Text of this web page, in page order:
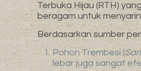
Terbuka Hijau (RTH)
beragam untuk
Berdasarkan sumber
Pohon Trembesi (
lebar juga sangat